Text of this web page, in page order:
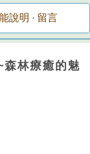
說明 · 留言
森林療癒的魅